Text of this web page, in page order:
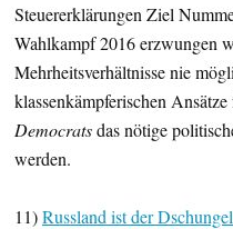
Steuererklärungen Ziel
Wahlkampf 2016 erzwungen
Mehrheitsverhältnisse nie
klassenkämpferischen
Democratsdas nötige
werden.
11)Russland ist der